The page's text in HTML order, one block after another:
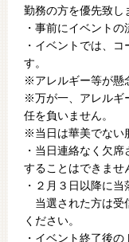
勤務の方を優先致し
・事前にイベント
・イベントでは、
す。
※アレルギー等が懸
※万が一、アレルギ
任を負いません。
※当日は華美でない
・当日連絡なく欠
することはできませ
・２月３日以降に当
当選された方は受
ください。
・イベント終了後